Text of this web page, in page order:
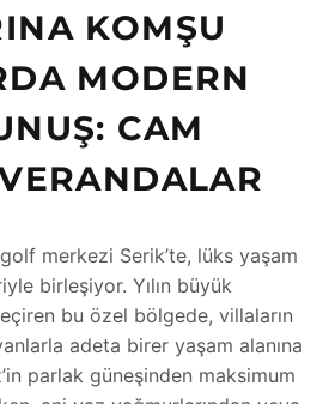
KOMŞU
MODERN
CAM
merkezi Serik’te, lüks yaşam
birleşiyor. Yılın büyük
bu özel bölgede, villaların
adeta birer yaşam alanına
parlak güneşinden maksimum